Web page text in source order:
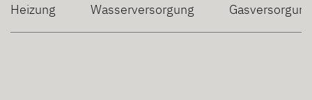
Heizung Wasserversorgung Gasversorgung